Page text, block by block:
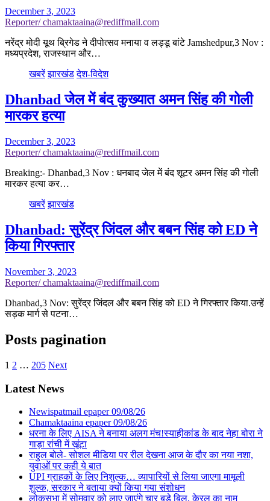
December 3, 2023
Reporter/ chamaktaaina@rediffmail.com
नरेंद्र मोदी यूथ ब्रिगेड ने दीपोत्सव मनाया व लड्डू बांटे Jamshedpur,3 Nov :
मध्यप्रदेश, राजस्थान और…
खबरें झारखंड देश-विदेश
Dhanbad जेल में बंद कुख्यात अमन सिंह की गोली
मारकर हत्या
December 3, 2023
Reporter/ chamaktaaina@rediffmail.com
Breaking:- Dhanbad,3 Nov : धनबाद जेल में बंद शूटर अमन सिंह की गोली
मारकर हत्या कर…
खबरें झारखंड
Dhanbad: सुरेंद्र जिंदल और बबन सिंह को ED ने
किया गिरफ्तार
November 3, 2023
Reporter/ chamaktaaina@rediffmail.com
Dhanbad,3 Nov: सुरेंद्र जिंदल और बबन सिंह को ED ने गिरफ्तार किया.उन्हें
सड़क मार्ग से पटना…
Posts pagination
1 2 … 205 Next
Latest News
Newispatmail epaper 09/08/26
Chamaktaaina epaper 09/08/26
धरना के लिए AISA ने बनाया अलग मंच!स्याहीकांड के बाद नेहा बोरा ने
गाड़ा रांची में खूंटा
राहुल बोले- सोशल मीडिया पर रील देखना आज के दौर का नया नशा,
युवाओं पर कही ये बात
UPI ग्राहकों के लिए निशुल्क… व्यापारियों से लिया जाएगा मामूली
शुल्क, सरकार ने बताया क्यों किया गया संशोधन
लोकसभा में सोमवार को लाए जाएंगे चार बड़े बिल, केरल का नाम